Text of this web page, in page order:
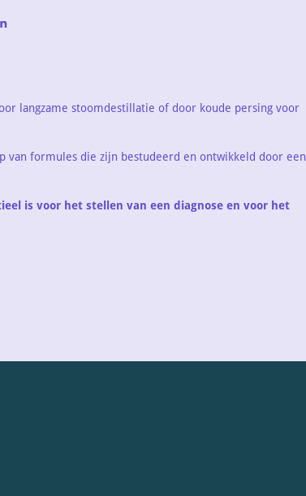
S
langzame stoomdestillatie of door koude persing voor
van formules die zijn bestudeerd en ontwikkeld door een
is voor het stellen van een diagnose en voor het